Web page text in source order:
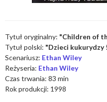
Tytuł oryginalny: "Children of
Tytuł polski: "Dzieci kukurydzy
Scenariusz: Ethan Wiley
Reżyseria: Ethan Wiley
Czas trwania: 83 min
Rok produkcji: 1998